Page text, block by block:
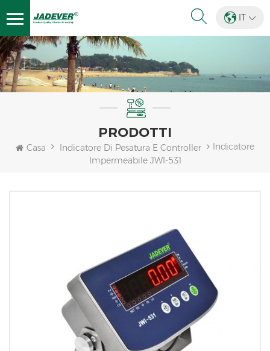
IT
PRODOTTI
Casa Indicatore Di Pesatura E Controller
Indicatore
Impermeabile JWI-531